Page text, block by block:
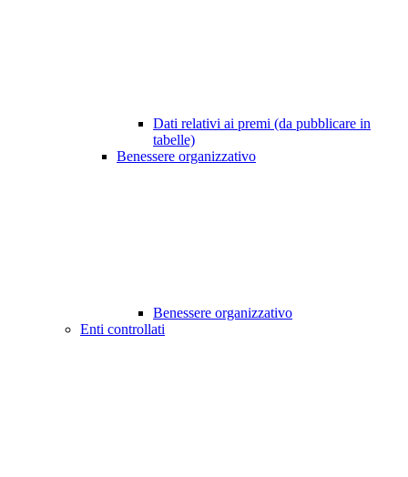
Dati relativi ai premi (da pubblicare in
tabelle)
Benessere organizzativo
Benessere organizzativo
Enti controllati